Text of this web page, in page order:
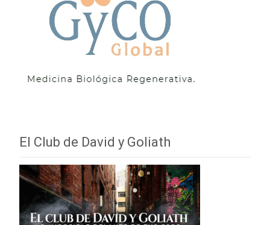
El Club de David y Goliath